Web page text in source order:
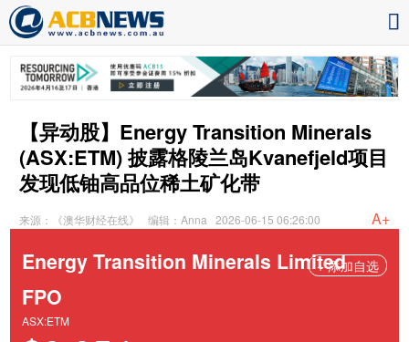
【异动股】Energy Transition Minerals
(ASX:ETM) 披露格陵兰岛Kvanefjeld项目
发现低铀高品位稀土矿化带
来源：《澳华财经在线》 编辑：Anna 2026-06-15 06:26:00 A+